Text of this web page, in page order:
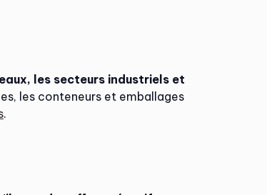
les secteurs industriels et
les conteneurs et emballages
.